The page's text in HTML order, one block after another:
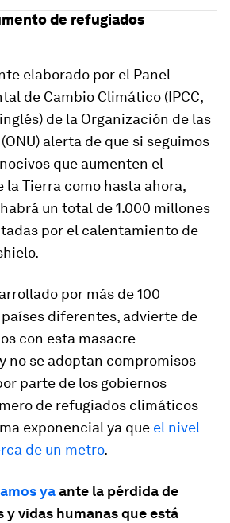
de refugiados
elaborado por el Panel
de Cambio Climático (IPCC,
de la Organización de las
alerta de que si seguimos
que aumenten el
Tierra como hasta ahora,
un total de 1.000 millones
por el calentamiento de
por más de 100
diferentes, advierte de
con esta masacre
no se adoptan compromisos
parte de los gobiernos
de refugiados climáticos
exponencial ya que el nivel
de un metro.
yaante la pérdida de
y vidas humanas que está